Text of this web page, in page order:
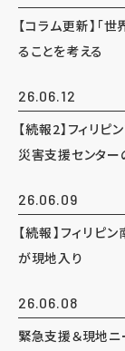
【コラム更新】「
ることを考える
26.06.12
【続報2】フィリ
災害支援センター
26.06.09
【続報】フィリ
が現地入り
26.06.08
緊急支援＆現地ニ